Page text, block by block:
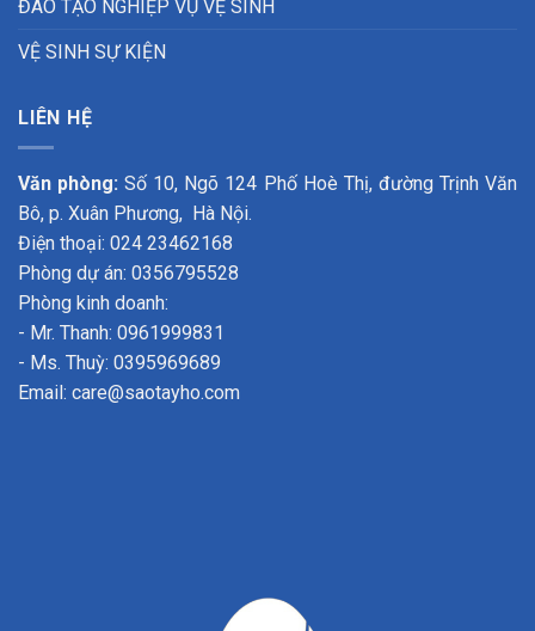
ĐÀO TẠO NGHIỆP VỤ VỆ SINH
VỆ SINH SỰ KIỆN
LIÊN HỆ
Văn phòng: Số 10, Ngõ 124 Phố Hoè Thị, đường Trịnh Văn
Bô, p. Xuân Phương, Hà Nội.
Điện thoại: 024 23462168
Phòng dự án: 0356795528
Phòng kinh doanh:
- Mr. Thanh: 0961999831
- Ms. Thuỳ: 0395969689
Email: care@saotayho.com